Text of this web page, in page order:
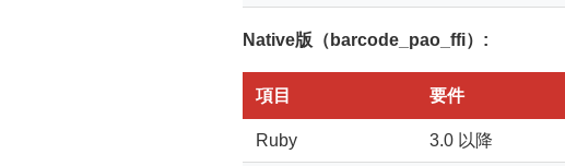
Native版（barcode_pao_ffi）:
項目 要件
Ruby 3.0 以降